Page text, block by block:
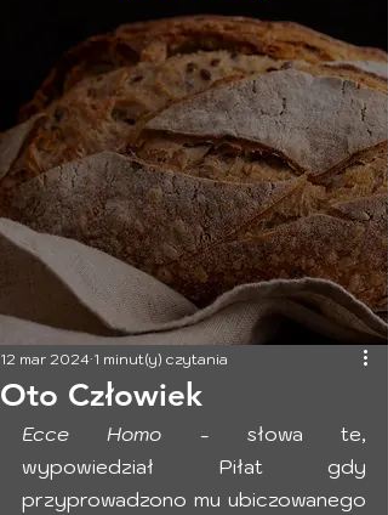
Oto Człowiek
12 mar 2024 1 minut(y) czytania
Ecce Homo - słowa te,
wypowiedział Piłat gdy
przyprowadzono mu ubiczowanego